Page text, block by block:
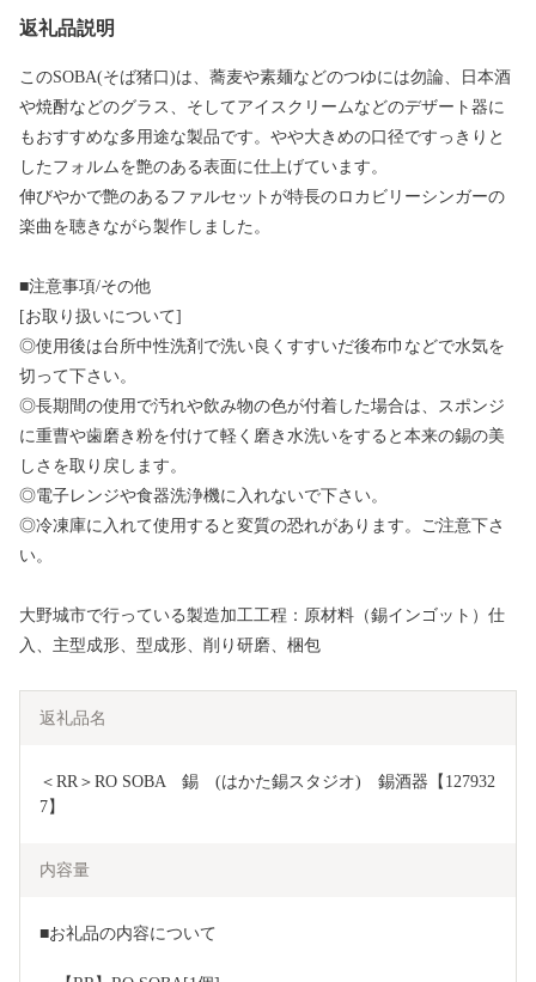
返礼品説明
このSOBA(そば猪口)は、蕎麦や素麺などのつゆには勿論、日本酒
や焼酎などのグラス、そしてアイスクリームなどのデザート器に
もおすすめな多用途な製品です。やや大きめの口径ですっきりと
したフォルムを艶のある表面に仕上げています。
伸びやかで艶のあるファルセットが特長のロカビリーシンガーの
楽曲を聴きながら製作しました。
■注意事項/その他
[お取り扱いについて]
◎使用後は台所中性洗剤で洗い良くすすいだ後布巾などで水気を
切って下さい。
◎長期間の使用で汚れや飲み物の色が付着した場合は、スポンジ
に重曹や歯磨き粉を付けて軽く磨き水洗いをすると本来の錫の美
しさを取り戻します。
◎電子レンジや食器洗浄機に入れないで下さい。
◎冷凍庫に入れて使用すると変質の恐れがあります。ご注意下さ
い。
大野城市で行っている製造加工工程：原材料（錫インゴット）仕
入、主型成形、型成形、削り研磨、梱包
返礼品名
＜RR＞RO SOBA　錫　(はかた錫スタジオ)　錫酒器【127932
7】
内容量
■お礼品の内容について